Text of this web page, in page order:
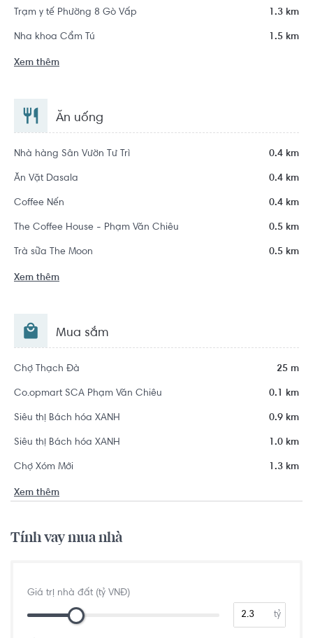
Trạm y tế Phường 8 Gò Vấp 1.3 km
Nha khoa Cẩm Tú 1.5 km
Xem thêm
Ăn uống
Nhà hàng Sân Vườn Tư Trì 0.4 km
Ăn Vặt Dasala 0.4 km
Coffee Nến 0.4 km
The Coffee House - Phạm Văn Chiêu 0.5 km
Trà sữa The Moon 0.5 km
Xem thêm
Mua sắm
Chợ Thạch Đà 25 m
Co.opmart SCA Phạm Văn Chiêu 0.1 km
Siêu thị Bách hóa XANH 0.9 km
Siêu thị Bách hóa XANH 1.0 km
Chợ Xóm Mới 1.3 km
Xem thêm
Tính vay mua nhà
Giá trị nhà đất (tỷ VNĐ)
tỷ